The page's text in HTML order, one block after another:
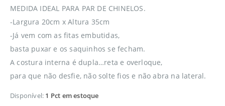
MEDIDA IDEAL PARA PAR DE CHINELOS.
-Largura 20cm x Altura 35cm
-Já vem com as fitas embutidas,
basta puxar e os saquinhos se fecham.
A costura interna é dupla…reta e overloque,
para que não desfie, não solte fios e não abra na lateral.
Disponível: 1 Pct em estoque